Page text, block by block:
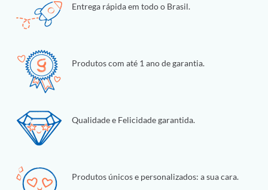
Entrega rápida em todo o Brasil.
Produtos com até 1 ano de garantia.
Qualidade e Felicidade garantida.
Produtos únicos e personalizados: a sua cara.